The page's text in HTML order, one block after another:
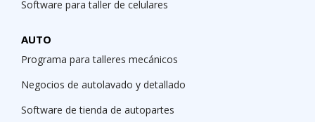
Software para taller de celulares
AUTO
Programa para talleres mecánicos
Negocios de autolavado y detallado
Software de tienda de autopartes